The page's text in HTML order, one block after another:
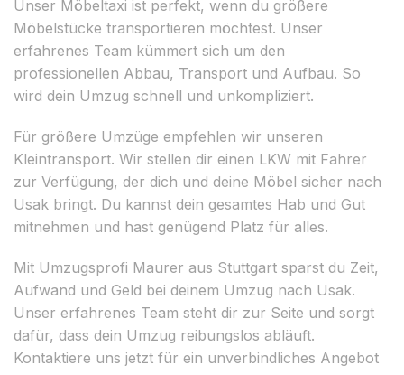
Unser Möbeltaxi ist perfekt, wenn du größere
Möbelstücke transportieren möchtest. Unser
erfahrenes Team kümmert sich um den
professionellen Abbau, Transport und Aufbau. So
wird dein Umzug schnell und unkompliziert.
Für größere Umzüge empfehlen wir unseren
Kleintransport. Wir stellen dir einen LKW mit Fahrer
zur Verfügung, der dich und deine Möbel sicher nach
Usak bringt. Du kannst dein gesamtes Hab und Gut
mitnehmen und hast genügend Platz für alles.
Mit Umzugsprofi Maurer aus Stuttgart sparst du Zeit,
Aufwand und Geld bei deinem Umzug nach Usak.
Unser erfahrenes Team steht dir zur Seite und sorgt
dafür, dass dein Umzug reibungslos abläuft.
Kontaktiere uns jetzt für ein unverbindliches Angebot